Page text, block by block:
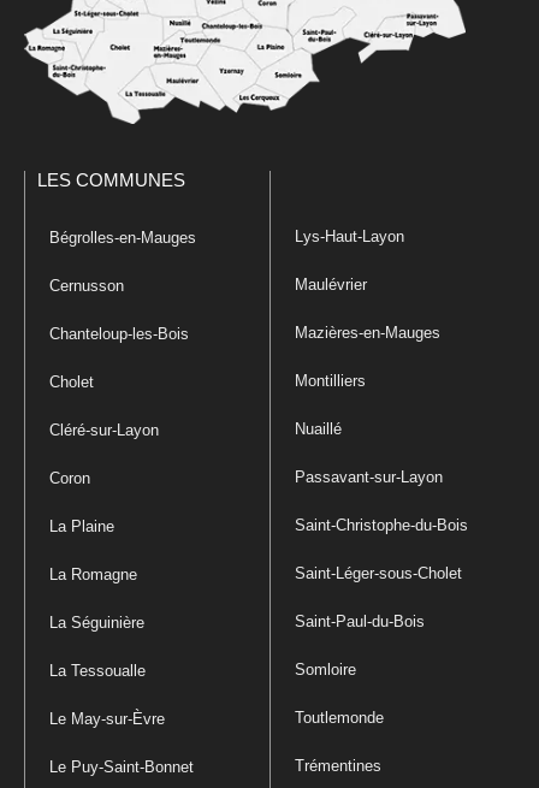
LES COMMUNES
Bégrolles-en-Mauges
Cernusson
Chanteloup-les-Bois
Cholet
Cléré-sur-Layon
Coron
La Plaine
La Romagne
La Séguinière
La Tessoualle
Le May-sur-Èvre
Le Puy-Saint-Bonnet
Lys-Haut-Layon
Maulévrier
Mazières-en-Mauges
Montilliers
Nuaillé
Passavant-sur-Layon
Saint-Christophe-du-Bois
Saint-Léger-sous-Cholet
Saint-Paul-du-Bois
Somloire
Toutlemonde
Trémentines